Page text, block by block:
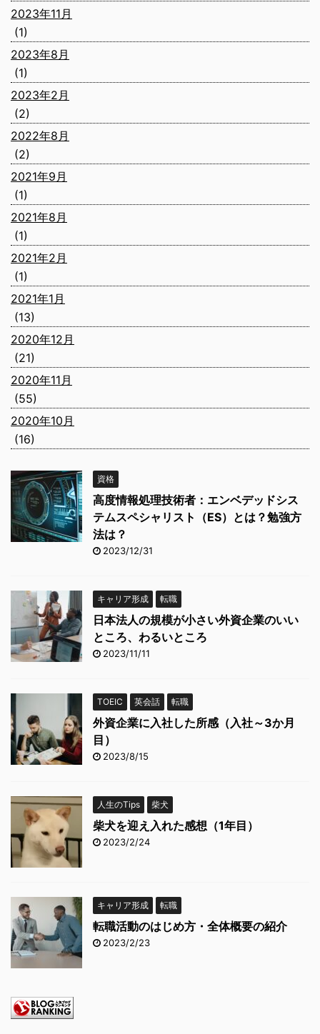
2023年11月
(1)
2023年8月
(1)
2023年2月
(2)
2022年8月
(2)
2021年9月
(1)
2021年8月
(1)
2021年2月
(1)
2021年1月
(13)
2020年12月
(21)
2020年11月
(55)
2020年10月
(16)
資格
高度情報処理技術者：エンベデッドシス
テムスペシャリスト（ES）とは？勉強方
法は？
2023/12/31
キャリア形成 転職
日本法人の規模が小さい外資企業のいい
ところ、わるいところ
2023/11/11
TOEIC 英会話 転職
外資企業に入社した所感（入社～3か月
目）
2023/8/15
人生のTips 柴犬
柴犬を迎え入れた感想（1年目）
2023/2/24
キャリア形成 転職
転職活動のはじめ方・全体概要の紹介
2023/2/23